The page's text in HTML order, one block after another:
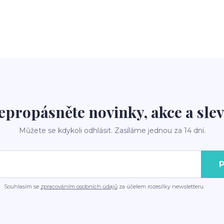
novinky, akce a
Můžete se kdykoli odhlásit. Zasíláme jednou za 14 dní.
Souhlasím se zpracováním osobních údajůza účelem rozesílky newsletteru.